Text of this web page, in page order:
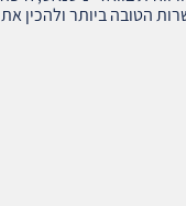
הטובה ביותר ולהכין